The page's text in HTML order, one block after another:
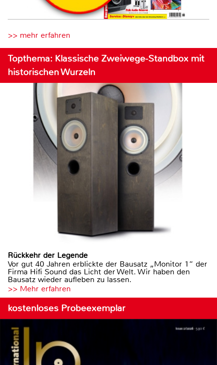
>> mehr erfahren
Topthema: Klassische Zweiwege-Standbox mit
historischen Wurzeln
Rückkehr der Legende
Vor gut 40 Jahren erblickte der Bausatz „Monitor 1“ der
Firma Hifi Sound das Licht der Welt. Wir haben den
Bausatz wieder aufleben zu lassen.
>> Mehr erfahren
kostenloses Probeexemplar